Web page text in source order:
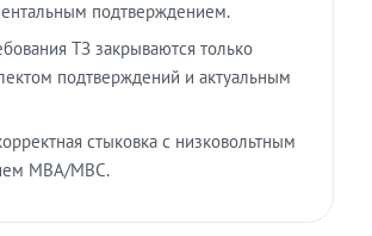
подтверждением.
ТЗ закрываются только
подтверждений и актуальным
стыковка с низковольтным
МВА/МВС.